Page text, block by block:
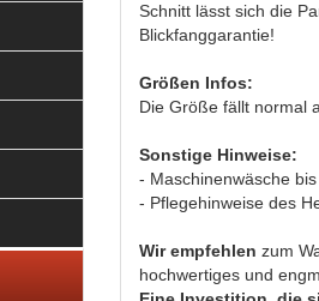
Schnitt lässt sich die
Blickfanggarantie!
Größen Infos:
Die Größe fällt normal
Sonstige Hinweise:
- Maschinenwäsche
- Pflegehinweise des
Wir empfehlen zum
hochwertiges und